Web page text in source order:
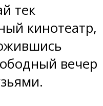
тек
кинотеатр,
вечер